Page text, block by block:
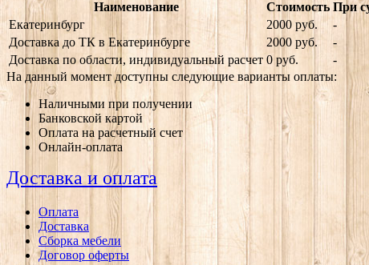
Наименование
Стоимость При
Екатеринбург
2000 руб. -
Доставка до ТК в Екатеринбурге
2000 руб. -
Доставка по области, индивидуальный расчет 0 руб. -
На данный момент доступны следующие варианты оплаты:
Наличными при получении
Банковской картой
Оплата на расчетный счет
Онлайн-оплата
Доставка и оплата
Оплата
Доставка
Сборка мебели
Договор оферты